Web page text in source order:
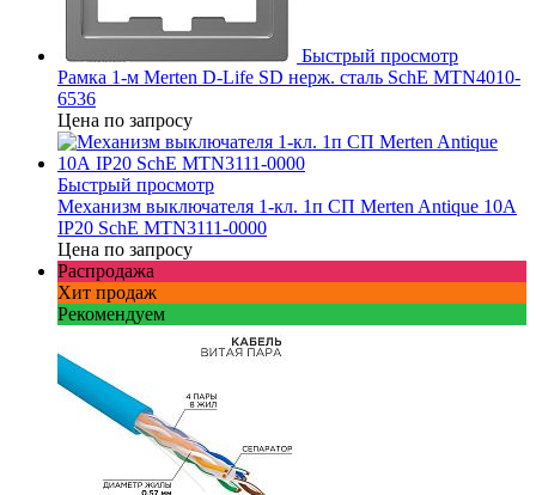
Быстрый просмотр
Рамка 1-м Merten D-Life SD нерж. сталь SchE MTN4010-
6536
Цена по запросу
Быстрый просмотр
Механизм выключателя 1-кл. 1п СП Merten Antique 10А
IP20 SchE MTN3111-0000
Цена по запросу
Распродажа
Хит продаж
Рекомендуем